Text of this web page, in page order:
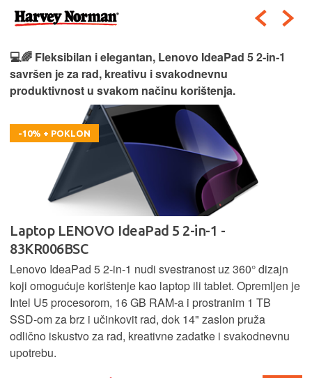
💻🌈 Fleksibilan i elegantan, Lenovo IdeaPad 5 2‑in‑1
savršen je za rad, kreativu i svakodnevnu
produktivnost u svakom načinu korištenja.
-10% + POKLON
Laptop LENOVO IdeaPad 5 2-in-1 -
83KR006BSC
Lenovo IdeaPad 5 2‑in‑1 nudi svestranost uz 360° dizajn
koji omogućuje korištenje kao laptop ili tablet. Opremljen je
Intel U5 procesorom, 16 GB RAM-a i prostranim 1 TB
SSD‑om za brz i učinkovit rad, dok 14" zaslon pruža
odlično iskustvo za rad, kreativne zadatke i svakodnevnu
upotrebu.